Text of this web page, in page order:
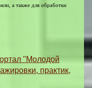
а также для обработки
"Молодой
практик,